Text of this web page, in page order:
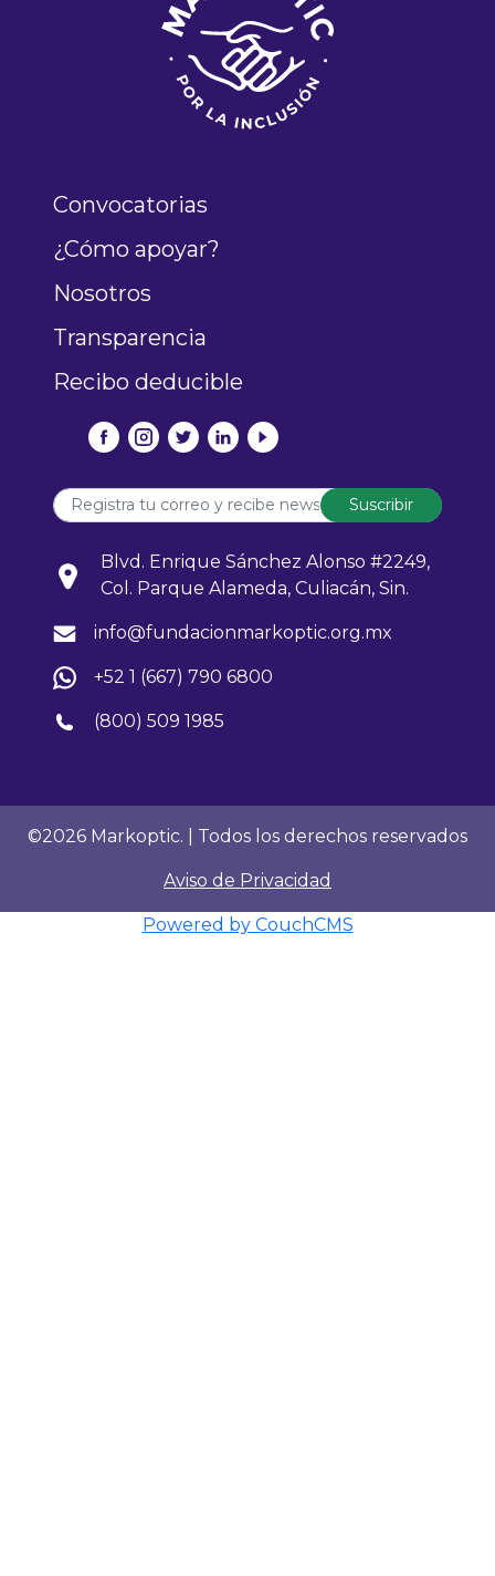
Convocatorias
¿Cómo apoyar?
Nosotros
Transparencia
Recibo deducible
Suscribir
Blvd. Enrique Sánchez Alonso #2249,
Col. Parque Alameda, Culiacán, Sin.
info@fundacionmarkoptic.org.mx
+52 1 (667) 790 6800
(800) 509 1985
©2026 Markoptic. | Todos los derechos reservados
Aviso de Privacidad
Powered by CouchCMS